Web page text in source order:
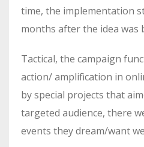
time, the implementation
months after the idea was
Tactical, the campaign
action/ amplification in
by special projects that
targeted audience, there
events they dream/want